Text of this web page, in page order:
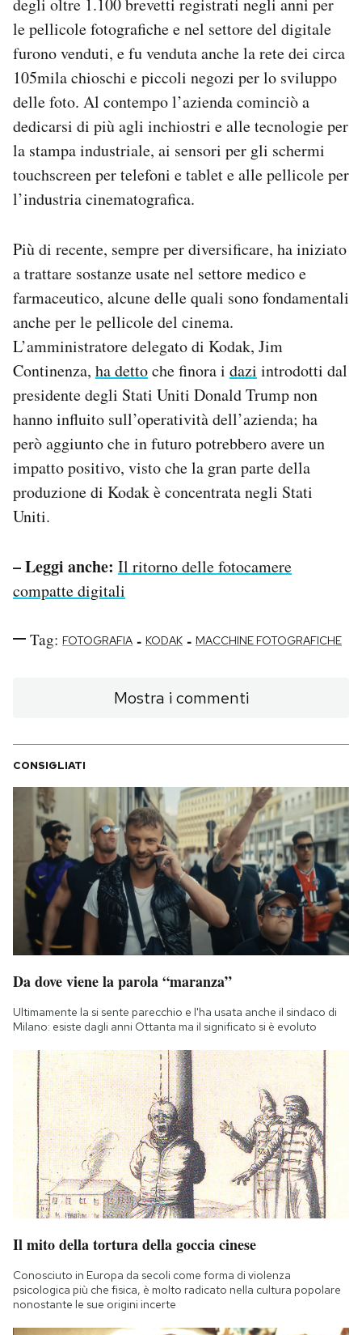
le pellicole fotografiche e nel settore del digitale
furono venduti, e fu venduta anche la rete dei circa
105mila chioschi e piccoli negozi per lo sviluppo
delle foto. Al contempo l’azienda cominciò a
dedicarsi di più agli inchiostri e alle tecnologie per
la stampa industriale, ai sensori per gli schermi
touchscreen per telefoni e tablet e alle pellicole per
l’industria cinematografica.
Più di recente, sempre per diversificare, ha iniziato
a trattare sostanze usate nel settore medico e
farmaceutico, alcune delle quali sono fondamentali
anche per le pellicole del cinema.
L’amministratore delegato di Kodak, Jim
Continenza, ha dettoche finora i dazi introdotti dal
presidente degli Stati Uniti Donald Trump non
hanno influito sull’operatività dell’azienda; ha
però aggiunto che in futuro potrebbero avere un
impatto positivo, visto che la gran parte della
produzione di Kodak è concentrata negli Stati
Uniti.
– Leggi anche: Il ritorno delle fotocamere
compatte digitali
Tag: FOTOGRAFIA - KODAK - MACCHINE FOTOGRAFICHE
Mostra i commenti
CONSIGLIATI
Da dove viene la parola “maranza”
Ultimamente la si sente parecchio e l'ha usata anche il sindaco di
Milano: esiste dagli anni Ottanta ma il significato si è evoluto
Il mito della tortura della goccia cinese
Conosciuto in Europa da secoli come forma di violenza
psicologica più che fisica, è molto radicato nella cultura popolare
nonostante le sue origini incerte